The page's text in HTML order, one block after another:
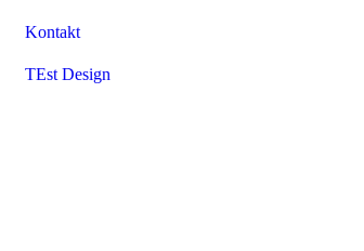
Kontakt
TEst Design